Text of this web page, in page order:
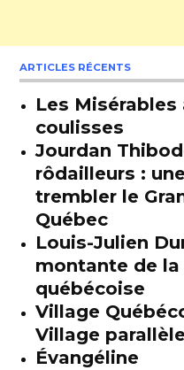
ARTICLES RÉCENTS
Les
coulisses
Jourdan
rôdailleurs :
trembler le
Québec
Louis-Julien
montante de la
québécoise
Village
Village parallèle
Évangéline